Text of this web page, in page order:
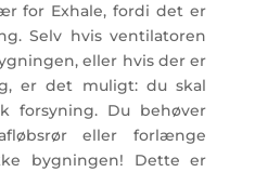
for Exhale, fordi det er
Selv hvis ventilatoren
eller hvis der er
er det muligt: du skal
forsyning. Du behøver
eller forlænge
bygningen! Dette er